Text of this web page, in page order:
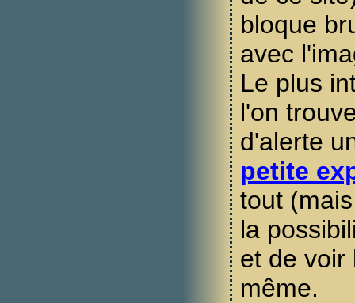
bloque
avec
Le plus
l'on
d'alerte
petite
tout
la
et de voir
même.